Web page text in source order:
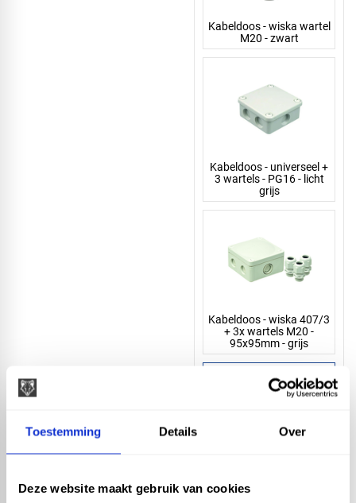
Toestemming Details Over
Deze website maakt gebruik van cookies
Kabeldoos - wiska wartel
M20 - zwart
Kabeldoos - universeel +
3 wartels - PG16 - licht
grijs
Kabeldoos - wiska 407/3
+ 3x wartels M20 -
95x95mm - grijs
+ 3x wartels M20 -
95x95mm - zwart